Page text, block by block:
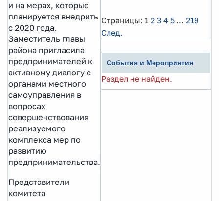
и на мерах, которые
планируется внедрить
с 2020 года.
Заместитель главы
района пригласила
предпринимателей к
активному диалогу с
органами местного
самоуправления в
вопросах
совершенствования
реализуемого
комплекса мер по
развитию
предпринимательства.
Представители
комитета
Страницы: 1 2 3 4 5 ... 219
След.
События и Мероприятия
Раздел не найден.